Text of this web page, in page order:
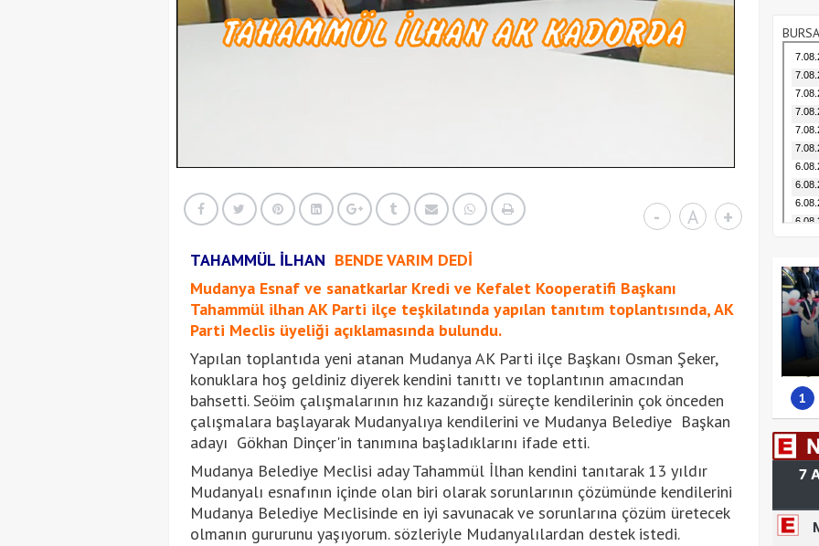
- A +
TAHAMMÜL İLHAN BENDE VARIM DEDİ
Mudanya Esnaf ve sanatkarlar Kredi ve Kefalet Kooperatifi Başkanı
Tahammül ilhan AK Parti ilçe teşkilatında yapılan tanıtım toplantısında, AK
Parti Meclis üyeliği açıklamasında bulundu.
Yapılan toplantıda yeni atanan Mudanya AK Parti ilçe Başkanı Osman Şeker,
konuklara hoş geldiniz diyerek kendini tanıttı ve toplantının amacından
bahsetti. Seöim çalışmalarının hız kazandığı süreçte kendilerinin çok önceden
çalışmalara başlayarak Mudanyalıya kendilerini ve Mudanya Belediye Başkan
adayı Gökhan Dinçer'in tanımına başladıklarını ifade etti.
Mudanya Belediye Meclisi aday Tahammül İlhan kendini tanıtarak 13 yıldır
Mudanyalı esnafının içinde olan biri olarak sorunlarının çözümünde kendilerini
Mudanya Belediye Meclisinde en iyi savunacak ve sorunlarına çözüm üretecek
olmanın gururunu yaşıyorum. sözleriyle Mudanyalılardan destek istedi.
1